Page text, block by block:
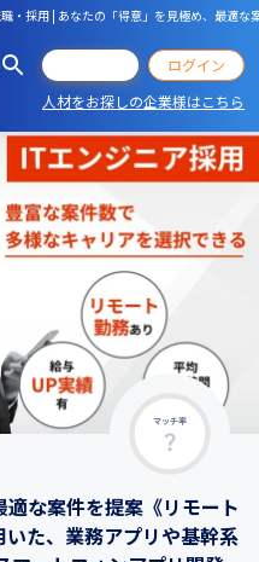
・採用 | あなたの「得意」を見極め、最
ログイン
人材をお探しの企業様はこちら
マッチ率
な案件を提案《リモート
た、業務アプリや基幹系